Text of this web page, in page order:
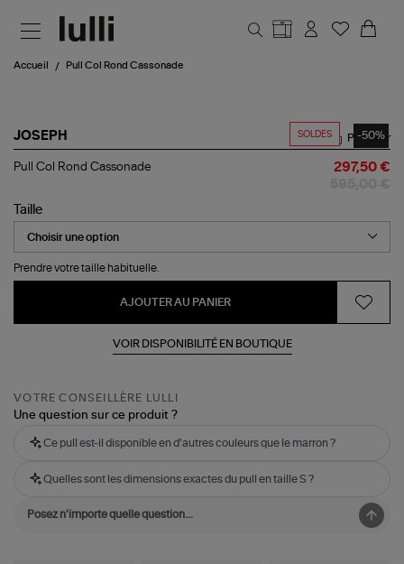
Accueil Pull Col Rond Cassonade
SOLDES -50%
JOSEPH
Pull
Cassonade
Partager
Pull Col Rond Cassonade 297,50 €
Taille
Prendre votre taille habituelle.
AJOUTER AU PANIER
VOIR DISPONIBILITÉ EN BOUTIQUE
VOTRE CONSEILLÈRE LULLI
Une question sur ce produit ?
Ce pull est-il disponible en d'autres couleurs que le marron ?
Quelles sont les dimensions exactes du pull en taille S ?